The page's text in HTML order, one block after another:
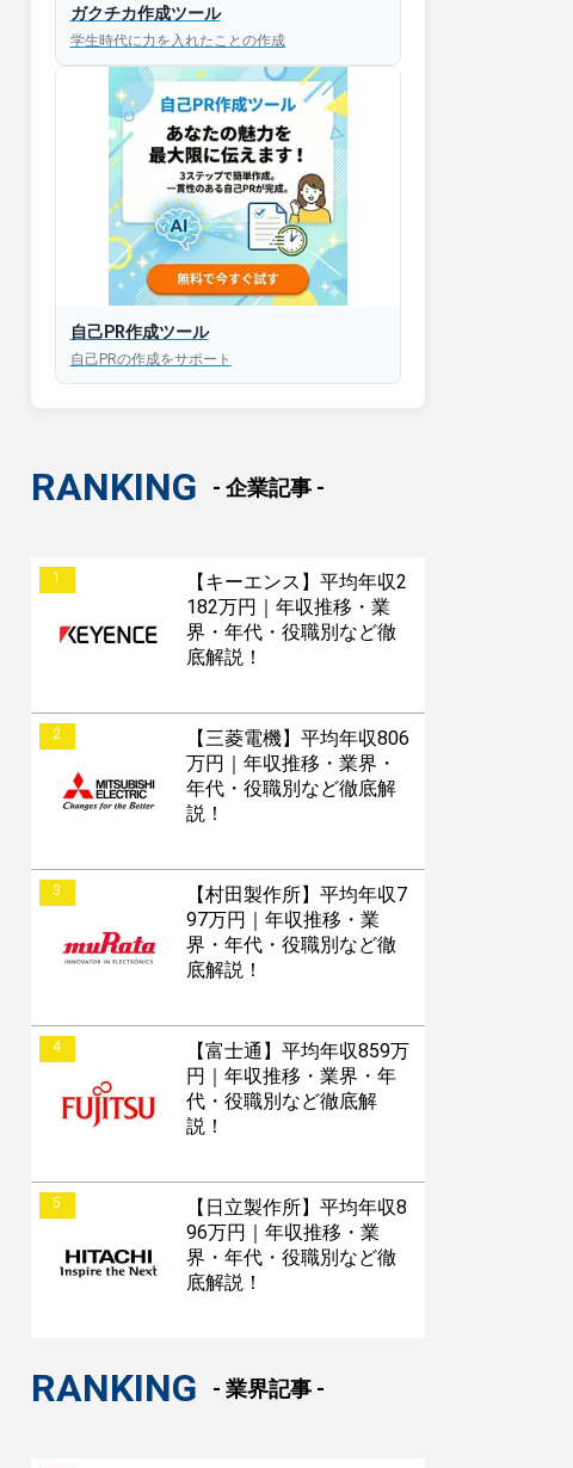
面接対策アプリ【無料】
秒以内にあなたのESを添削
秒以内にあなただけのESを
対話して面接練習ができ
iOS版はこちら
版はこちら
ガクチカ作成ツール
学生時代に力を入れたことの作成
自己PR作成ツール
自己PRの作成をサポート
RANKING - 企業記事 -
1
【キーエンス】平均年収2
182万円｜年収推移・業
界・年代・役職別など徹
底解説！
2
【三菱電機】平均年収806
万円｜年収推移・業界・
年代・役職別など徹底解
説！
3
【村田製作所】平均年収7
97万円｜年収推移・業
界・年代・役職別など徹
底解説！
4
【富士通】平均年収859万
円｜年収推移・業界・年
代・役職別など徹底解
説！
5
【日立製作所】平均年収8
96万円｜年収推移・業
界・年代・役職別など徹
底解説！
RANKING - 業界記事 -